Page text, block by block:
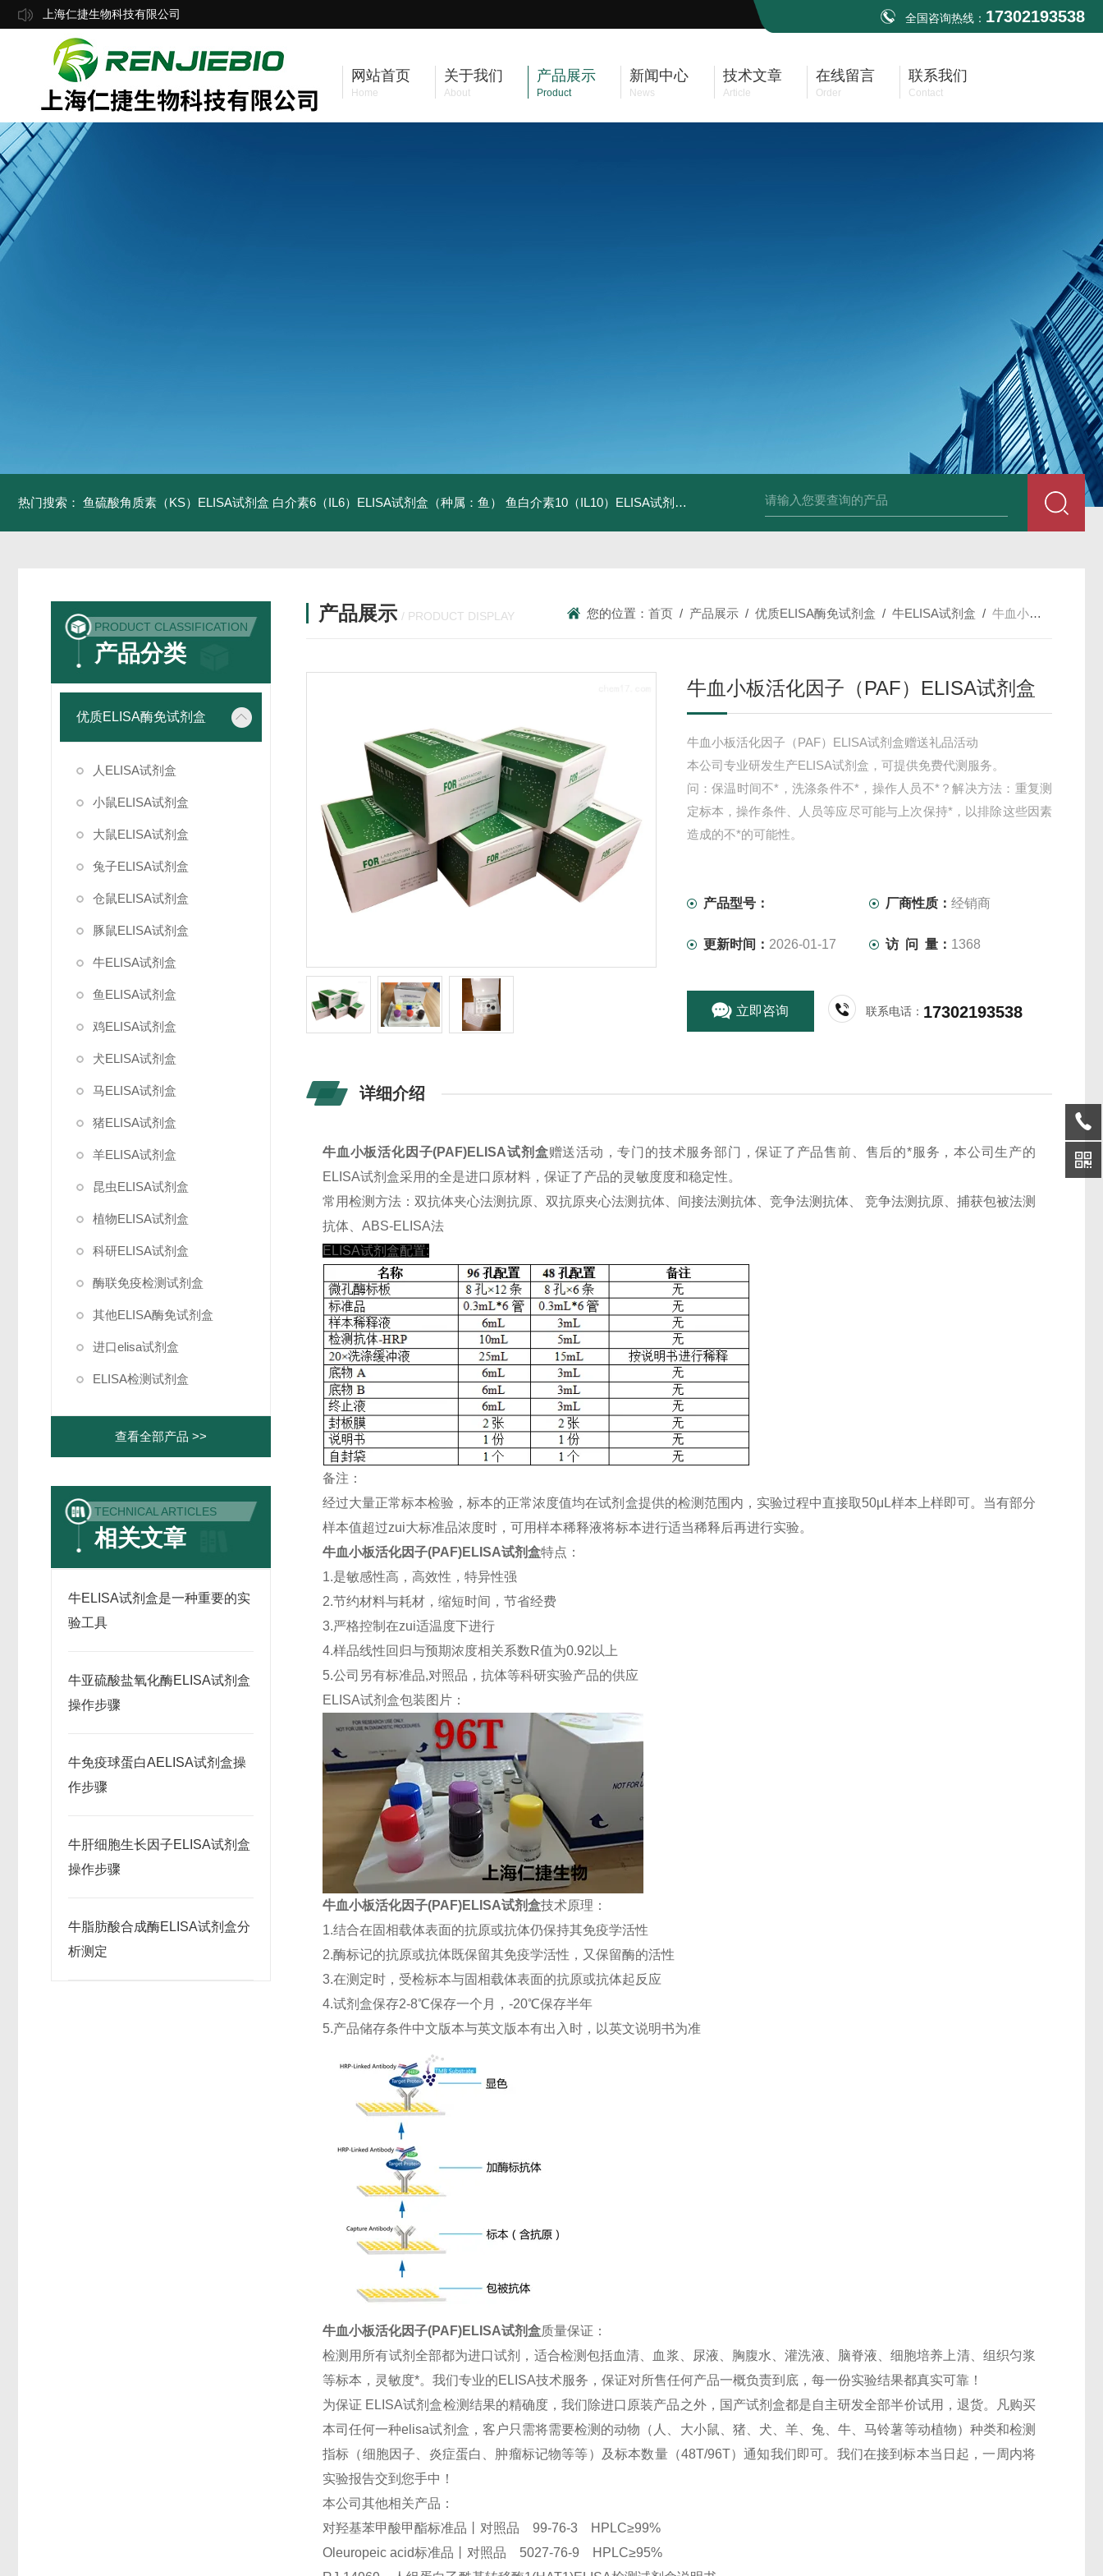
上海仁捷生物科技有限公司 全国咨询热线： 17302193538
网站首页
Home
关于我们
About
产品展示
Product
新闻中心
News
技术文章
Article
在线留言
Order
联系我们
Contact
热门搜索： 鱼硫酸角质素（KS）ELISA试剂盒 白介素6（IL6）ELISA试剂盒（种属：鱼） 鱼白介素10（IL10）ELISA试剂盒发货及时 斑马鱼白介素12BELISA试剂盒发货及时 兔载脂蛋白B（apo-B）
PRODUCT CLASSIFICATION
产品分类
优质ELISA酶免试剂盒
人ELISA试剂盒
小鼠ELISA试剂盒
大鼠ELISA试剂盒
兔子ELISA试剂盒
仓鼠ELISA试剂盒
豚鼠ELISA试剂盒
牛ELISA试剂盒
鱼ELISA试剂盒
鸡ELISA试剂盒
犬ELISA试剂盒
马ELISA试剂盒
猪ELISA试剂盒
羊ELISA试剂盒
昆虫ELISA试剂盒
植物ELISA试剂盒
科研ELISA试剂盒
酶联免疫检测试剂盒
其他ELISA酶免试剂盒
进口elisa试剂盒
ELISA检测试剂盒
查看全部产品 >>
TECHNICAL ARTICLES
相关文章
牛ELISA试剂盒是一种重要的实
验工具
牛亚硫酸盐氧化酶ELISA试剂盒
操作步骤
牛免疫球蛋白AELISA试剂盒操
作步骤
牛肝细胞生长因子ELISA试剂盒
操作步骤
牛脂肪酸合成酶ELISA试剂盒分
析测定
产品展示 / PRODUCT DISPLAY 您的位置：首页 / 产品展示 /优质ELISA酶免试剂盒 /牛ELISA试剂盒 /牛血小板活化因子（PAF）ELISA试剂盒
牛血小板活化因子（PAF）ELISA试剂盒
牛血小板活化因子（PAF）ELISA试剂盒赠送礼品活动
本公司专业研发生产ELISA试剂盒，可提供免费代测服务。
问：保温时间不*，洗涤条件不*，操作人员不*？解决方法：重复测
定标本，操作条件、人员等应尽可能与上次保持*，以排除这些因素
造成的不*的可能性。
产品型号： 厂商性质：经销商
更新时间： 2026-01-17 访 问 量： 1368
立即咨询 联系电话： 17302193538
详细介绍
牛血小板活化因子(PAF)ELISA试剂盒赠送活动，专门的技术服务部门，保证了产品售前、售后的*服务，本公司生产的
ELISA试剂盒采用的全是进口原材料，保证了产品的灵敏度度和稳定性。
常用检测方法：双抗体夹心法测抗原、双抗原夹心法测抗体、间接法测抗体、竞争法测抗体、 竞争法测抗原、捕获包被法测
抗体、ABS-ELISA法
ELISA试剂盒配置:
备注：
经过大量正常标本检验，标本的正常浓度值均在试剂盒提供的检测范围内，实验过程中直接取50μL样本上样即可。当有部分
样本值超过zui大标准品浓度时，可用样本稀释液将标本进行适当稀释后再进行实验。
牛血小板活化因子(PAF)ELISA试剂盒特点：
1.是敏感性高，高效性，特异性强
2.节约材料与耗材，缩短时间，节省经费
3.严格控制在zui适温度下进行
4.样品线性回归与预期浓度相关系数R值为0.92以上
5.公司另有标准品,对照品，抗体等科研实验产品的供应
ELISA试剂盒包装图片：
牛血小板活化因子(PAF)ELISA试剂盒技术原理：
1.结合在固相载体表面的抗原或抗体仍保持其免疫学活性
2.酶标记的抗原或抗体既保留其免疫学活性，又保留酶的活性
3.在测定时，受检标本与固相载体表面的抗原或抗体起反应
4.试剂盒保存2-8℃保存一个月，-20℃保存半年
5.产品储存条件中文版本与英文版本有出入时，以英文说明书为准
牛血小板活化因子(PAF)ELISA试剂盒质量保证：
检测用所有试剂全部都为进口试剂，适合检测包括血清、血浆、尿液、胸腹水、灌洗液、脑脊液、细胞培养上清、组织匀浆
等标本，灵敏度*。我们专业的ELISA技术服务，保证对所售任何产品一概负责到底，每一份实验结果都真实可靠！
为保证 ELISA试剂盒检测结果的精确度，我们除进口原装产品之外，国产试剂盒都是自主研发全部半价试用，退货。凡购买
本司任何一种elisa试剂盒，客户只需将需要检测的动物（人、大小鼠、猪、犬、羊、兔、牛、马铃薯等动植物）种类和检测
指标（细胞因子、炎症蛋白、肿瘤标记物等等）及标本数量（48T/96T）通知我们即可。我们在接到标本当日起，一周内将
实验报告交到您手中！
本公司其他相关产品：
对羟基苯甲酸甲酯标准品丨对照品 99-76-3 HPLC≥99%
Oleuropeic acid标准品丨对照品 5027-76-9 HPLC≥95%